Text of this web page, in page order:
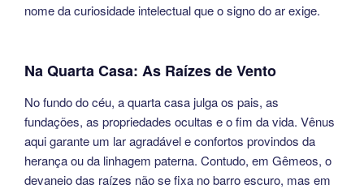
nome da curiosidade intelectual que o signo do ar exige.
Na Quarta Casa: As Raízes de Vento
No fundo do céu, a quarta casa julga os pais, as
fundações, as propriedades ocultas e o fim da vida. Vênus
aqui garante um lar agradável e confortos provindos da
herança ou da linhagem paterna. Contudo, em Gêmeos, o
devaneio das raízes não se fixa no barro escuro, mas em